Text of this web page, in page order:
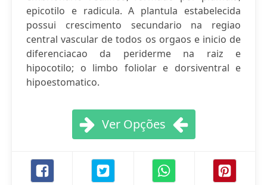
epicotilo e radicula. A plantula estabelecida
possui crescimento secundario na regiao
central vascular de todos os orgaos e inicio de
diferenciacao da periderme na raiz e
hipocotilo; o limbo foliolar e dorsiventral e
hipoestomatico.
Ver Opções